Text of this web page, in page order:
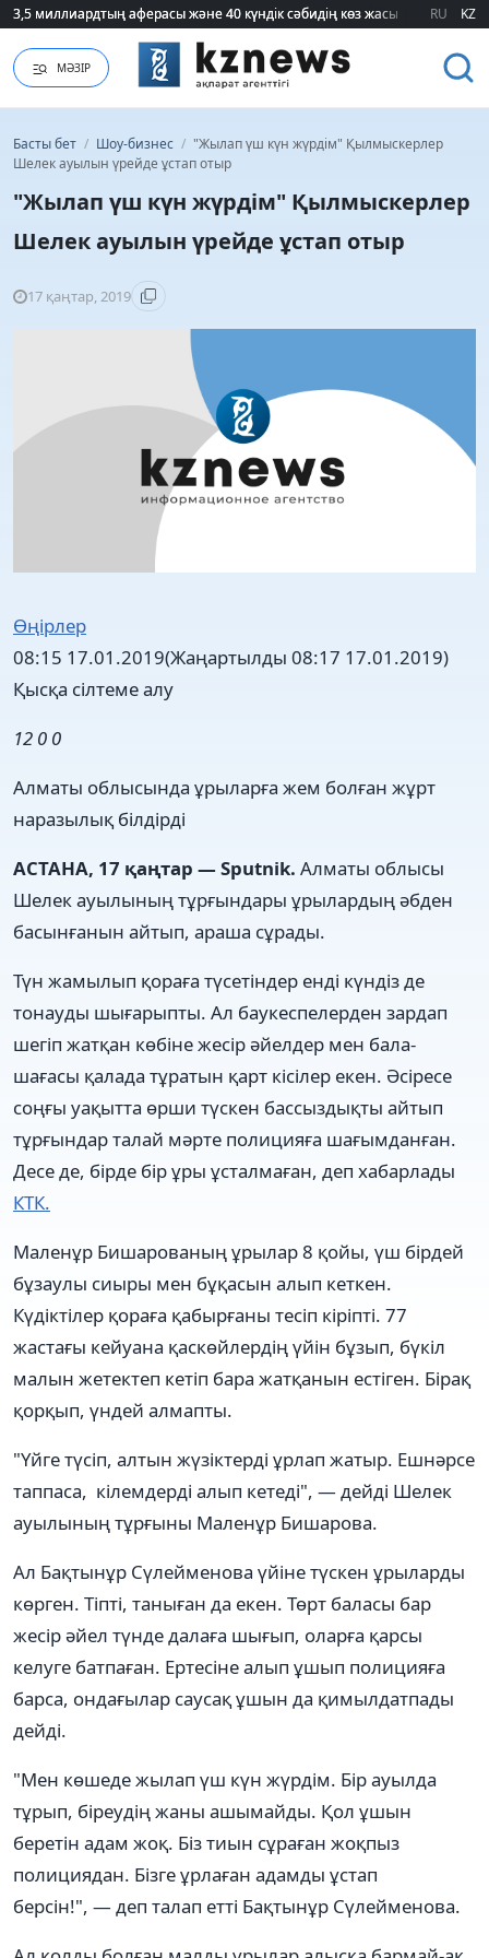
3,5 миллиардтың аферасы және 40 күндік сәбидің көз жасы:
3,5 миллиардтың аферасы және 40 күндік сәбидің көз жасы: RU KZ
МӘЗІР
Басты бет / Шоу-бизнес / "Жылап үш күн жүрдім" Қылмыскерлер
Шелек ауылын үрейде ұстап отыр
"Жылап үш күн жүрдім" Қылмыскерлер
Шелек ауылын үрейде ұстап отыр
17 қаңтар, 2019
Өңірлер
08:15 17.01.2019(Жаңартылды 08:17 17.01.2019)
Қысқа сілтеме алу
12 0 0
Алматы облысында ұрыларға жем болған жұрт
наразылық білдірді
АСТАНА, 17 қаңтар — Sputnik. Алматы облысы
Шелек ауылының тұрғындары ұрылардың әбден
басынғанын айтып, араша сұрады.
Түн жамылып қораға түсетіндер енді күндіз де
тонауды шығарыпты. Ал баукеспелерден зардап
шегіп жатқан көбіне жесір әйелдер мен бала-
шағасы қалада тұратын қарт кісілер екен. Әсіресе
соңғы уақытта өрши түскен бассыздықты айтып
тұрғындар талай мәрте полицияға шағымданған.
Десе де, бірде бір ұры ұсталмаған, деп хабарлады
КТК.
Маленұр Бишарованың ұрылар 8 қойы, үш бірдей
бұзаулы сиыры мен бұқасын алып кеткен.
Күдіктілер қораға қабырғаны тесіп кіріпті. 77
жастағы кейуана қаскөйлердің үйін бұзып, бүкіл
малын жетектеп кетіп бара жатқанын естіген. Бірақ
қорқып, үндей алмапты.
"Үйге түсіп, алтын жүзіктерді ұрлап жатыр. Ешнәрсе
таппаса, кілемдерді алып кетеді", — дейді Шелек
ауылының тұрғыны Маленұр Бишарова.
Ал Бақтынұр Сүлейменова үйіне түскен ұрыларды
көрген. Тіпті, таныған да екен. Төрт баласы бар
жесір әйел түнде далаға шығып, оларға қарсы
келуге батпаған. Ертесіне алып ұшып полицияға
барса, ондағылар саусақ ұшын да қимылдатпады
дейді.
"Мен көшеде жылап үш күн жүрдім. Бір ауылда
тұрып, біреудің жаны ашымайды. Қол ұшын
беретін адам жоқ. Біз тиын сұраған жоқпыз
полициядан. Бізге ұрлаған адамды ұстап
берсін!", — деп талап етті Бақтынұр Сүлейменова.